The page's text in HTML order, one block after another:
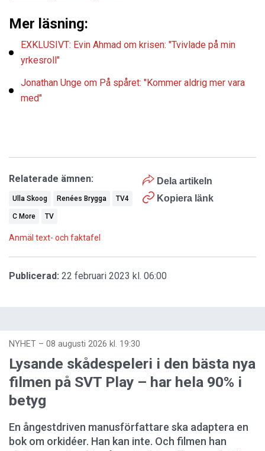
Mer läsning:
EXKLUSIVT: Evin Ahmad om krisen: "Tvivlade på min
yrkesroll"
Jonathan Unge om På spåret: "Kommer aldrig mer vara
med"
Dela artikeln
Kopiera länk
Relaterade ämnen:
Ulla Skoog Renées Brygga TV4
C More TV
Anmäl text- och faktafel
Publicerad: 22 februari 2023 kl. 06:00
NYHET – 08 augusti 2026 kl. 19:30
Lysande skådespeleri i den bästa nya
filmen på SVT Play – har hela 90% i
betyg
En ångestdriven manusförfattare ska adaptera en
bok om orkidéer. Han kan inte. Och filmen han